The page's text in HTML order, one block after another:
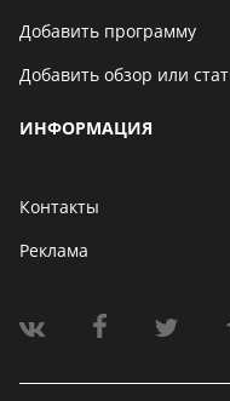
Добавить программу
Добавить обзор или
ИНФОРМАЦИЯ
Контакты
Реклама